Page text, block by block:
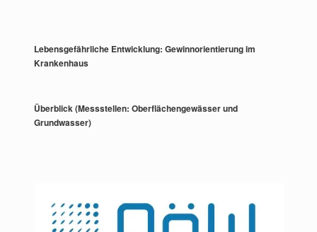
Lebensgefährliche Entwicklung: Gewinnorientierung im
Krankenhaus
Überblick (Messstellen: Oberflächengewässer und
Grundwasser)